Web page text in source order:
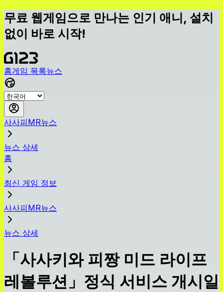
무료 웹게임으로 만나는 인기 애니, 설치
없이 바로 시작!
홈게임 목록뉴스
사사피MR뉴스
뉴스 상세
홈
최신 게임 정보
사사피MR뉴스
뉴스 상세
「사사키와 피짱 미드 라이프
레볼루션」정식 서비스 개시일